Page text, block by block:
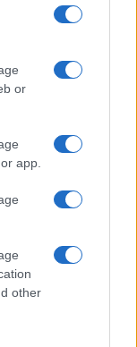
or
app.
other
artistici.
importanti
visione della
nero a lui
del suo
d’arte è
della
della mostra
del catalogo
Fotografie
Presicce e
dei volti